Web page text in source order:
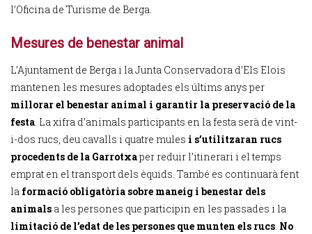
l’Oficina de Turisme de Berga.
Mesures de benestar animal
L’Ajuntament de Berga i la Junta Conservadora d’Els Elois
mantenen les mesures adoptades els últims anys per
millorar el benestar animal i garantir la preservació de la
festa. La xifra d’animals participants en la festa serà de vint-
i-dos rucs, deu cavalls i quatre mules i s’utilitzaran rucs
procedents de la Garrotxaper reduir l’itinerari i el temps
emprat en el transport dels èquids. També es continuarà fent
la formació obligatòria sobre maneig i benestar dels
animals a les persones que participin en les passades i la
limitació de l’edat de les persones que munten els rucs. No